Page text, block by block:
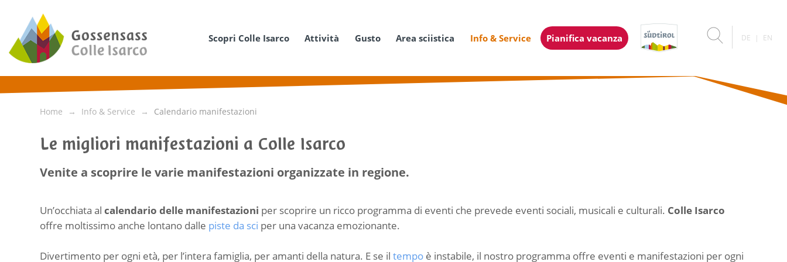
Scopri Colle Isarco Attività Gusto Area sciistica Info & Service Pianifica vacanza DE EN
Home Info & Service Calendario manifestazioni
Le migliori manifestazioni a Colle Isarco
Venite a scoprire le varie manifestazioni organizzate in regione.
Un’occhiata al calendario delle manifestazioni per scoprire un ricco programma di eventi che prevede eventi sociali, musicali e culturali. Colle Isarco
offre moltissimo anche lontano dalle piste da sci per una vacanza emozionante.
Divertimento per ogni età, per l’intera famiglia, per amanti della natura. E se il tempo è instabile, il nostro programma offre eventi e manifestazioni per ogni